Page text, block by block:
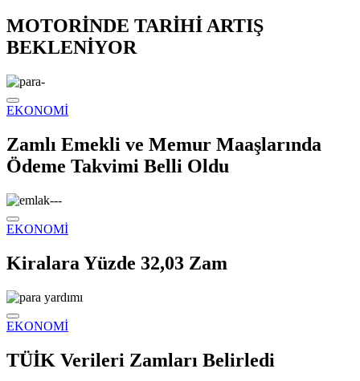
MOTORİNDE TARİHİ ARTIŞ
BEKLENİYOR
EKONOMİ
Zamlı Emekli ve Memur Maaşlarında
Ödeme Takvimi Belli Oldu
EKONOMİ
Kiralara Yüzde 32,03 Zam
EKONOMİ
TÜİK Verileri Zamları Belirledi